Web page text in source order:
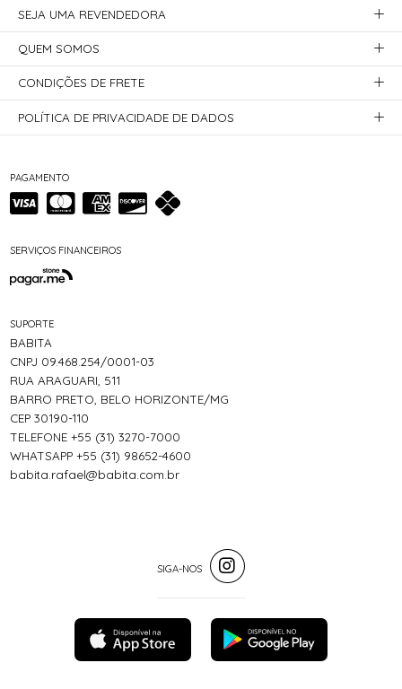
PAGAMENTO
SERVIÇOS FINANCEIROS
SUPORTE
BABITA
CNPJ 09.468.254/0001-03
RUA ARAGUARI, 511
BARRO PRETO, BELO HORIZONTE/MG
CEP 30190-110
TELEFONE +55 (31) 3270-7000
WHATSAPP +55 (31) 98652-4600
babita.rafael@babita.com.br
SEJA UMA REVENDEDORA
QUEM SOMOS
CONDIÇÕES DE FRETE
POLÍTICA DE PRIVACIDADE DE DADOS